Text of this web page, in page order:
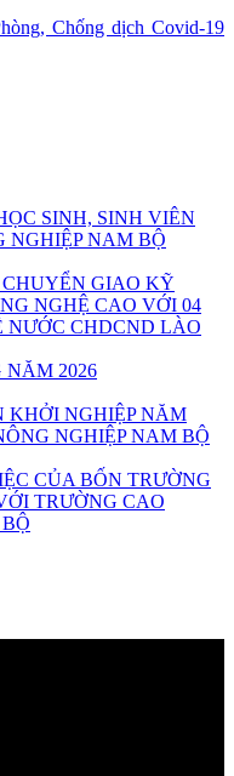
Chống dịch Covid-19
SINH, SINH VIÊN
NGHIỆP NAM BỘ
CHUYỂN GIAO KỸ
NGHỆ CAO VỚI 04
CHDCND LÀO
2026
KHỞI NGHIỆP NĂM
NGHIỆP NAM BỘ
CỦA BỐN TRƯỜNG
TRƯỜNG CAO